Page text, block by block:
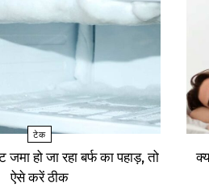
टेक
हो जा रहा बर्फ का पहाड़, तो
ऐसे करें ठीक